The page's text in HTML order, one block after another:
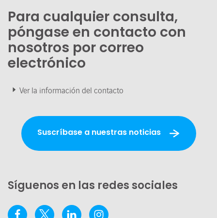
Para cualquier consulta,
póngase en contacto con
nosotros por correo
electrónico
Ver la información del contacto
Suscríbase a nuestras noticias
Síguenos en las redes sociales